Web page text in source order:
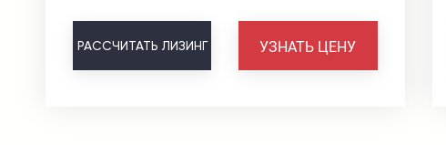
РАССЧИТАТЬ ЛИЗИНГ УЗНАТЬ ЦЕНУ